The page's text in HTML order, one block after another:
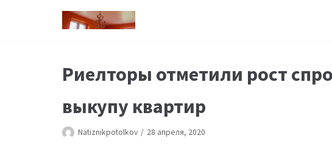
Риелторы отметили рост
выкупу квартир
Natiznikpotolkov 28 апреля, 2020